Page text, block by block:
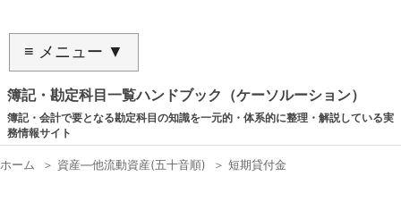
≡ メニュー ▼
簿記・勘定科目一覧ハンドブック（ケーソルーション）
簿記・会計で要となる勘定科目の知識を一元的・体系的に整理・解説している実
務情報サイト
ホーム ＞ 資産―他流動資産(五十音順) ＞ 短期貸付金